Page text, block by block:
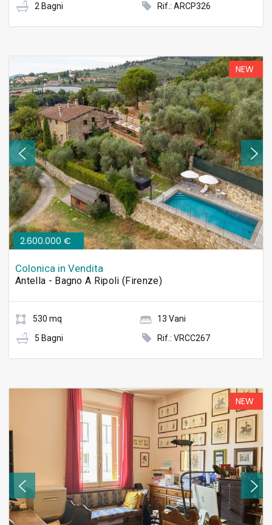
2 Bagni
Rif.: ARCP326
2.600.000 €
NEW
Colonica in Vendita
Antella - Bagno A Ripoli (Firenze)
530 mq
13 Vani
5 Bagni
Rif.: VRCC267
NEW